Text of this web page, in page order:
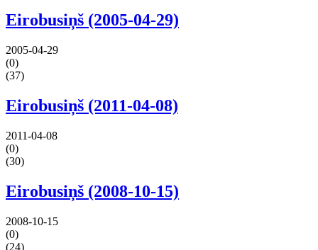
Eirobusiņš (2005-04-29)
2005-04-29
(0)
(37)
Eirobusiņš (2011-04-08)
2011-04-08
(0)
(30)
Eirobusiņš (2008-10-15)
2008-10-15
(0)
(24)